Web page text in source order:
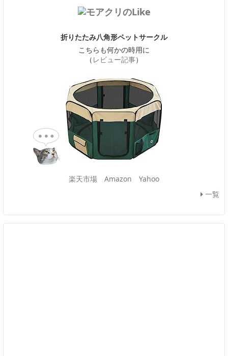
折りたたみ八角形ペットサークル
こちらも何かの時用に
（ レビュー記事）
楽天市場 Amazon
Yahoo
一覧